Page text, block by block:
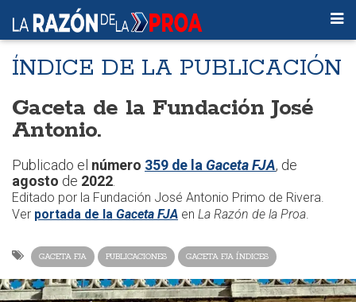
ÍNDICE DE LA PUBLICACIÓN
Gaceta de la Fundación José
Antonio.
Publicado el número 359 de la Gaceta FJA, de
agosto de 2022
Editado por la Fundación José Antonio Primo de Rivera.
Ver portada de la Gaceta FJA en La Razón de la Proa.
GACETA FJA PUBLICACIONES GACETA FJA ÍNDICES